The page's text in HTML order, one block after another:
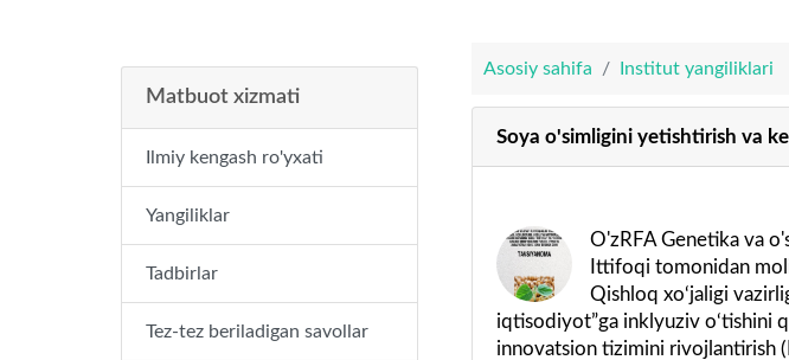
Asosiy sahifa Institut yangiliklari
Soya o'simligini yetishtirish va
O'zRFA Genetika va
Ittifoqi tomonidan
Qishloq xo‘jaligi
iqtisodiyot”ga inklyuziv o‘tishini
innovatsion tizimini rivojlantirish
Matbuot xizmati
Ilmiy kengash ro'yxati
Yangiliklar
Tadbirlar
Tez-tez beriladigan savollar